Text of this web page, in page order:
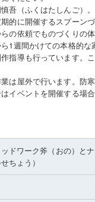
吾（ふくはたしんご）
的に開催するスプーン
の依頼でものづくりの
1週間かけての本格的
指導も行っています。
は屋外で行います。防
イベントを開催する場
ドワーク斧（おの）と
ちょう）